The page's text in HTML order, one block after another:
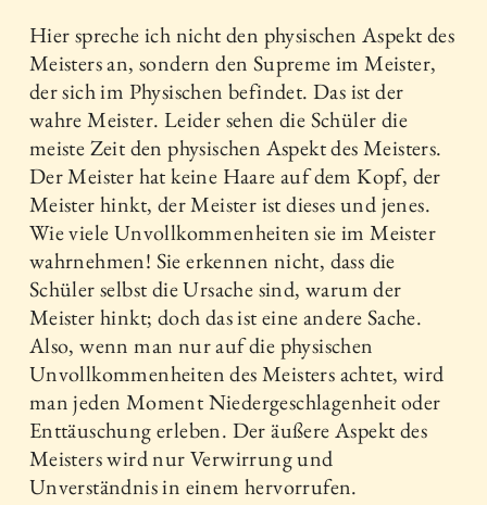
Hier spreche ich nicht den physischen Aspekt des
Meisters an, sondern den Supreme im Meister,
der sich im Physischen befindet. Das ist der
wahre Meister. Leider sehen die Schüler die
meiste Zeit den physischen Aspekt des Meisters.
Der Meister hat keine Haare auf dem Kopf, der
Meister hinkt, der Meister ist dieses und jenes.
Wie viele Unvollkommenheiten sie im Meister
wahrnehmen! Sie erkennen nicht, dass die
Schüler selbst die Ursache sind, warum der
Meister hinkt; doch das ist eine andere Sache.
Also, wenn man nur auf die physischen
Unvollkommenheiten des Meisters achtet, wird
man jeden Moment Niedergeschlagenheit oder
Enttäuschung erleben. Der äußere Aspekt des
Meisters wird nur Verwirrung und
Unverständnis in einem hervorrufen.